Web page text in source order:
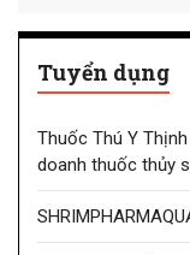
Tuyển dụng
Thuốc Thú Y
doanh thuốc thủy